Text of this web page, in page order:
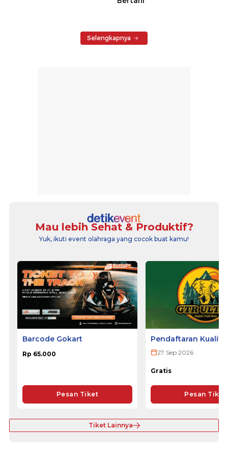
Selengkapnya
Mau lebih Sehat & Produktif?
Yuk, ikuti event olahraga yang cocok buat kamu!
Barcode Gokart
Rp 65.000
Pesan Tiket
Pendaftaran
ULTRA 2026
27 Sep 2026
Gratis
Pesan Tiket
Tiket Lainnya